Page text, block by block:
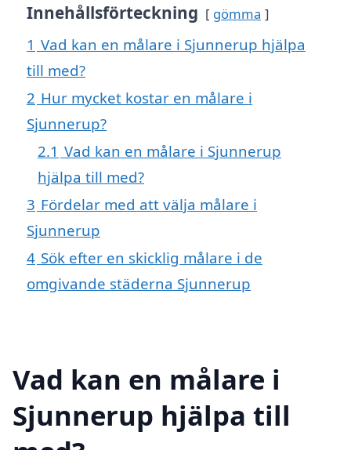
Innehållsförteckning gömma
1 Vad kan en målare i Sjunnerup hjälpa
till med?
2 Hur mycket kostar en målare i
Sjunnerup?
2.1 Vad kan en målare i Sjunnerup
hjälpa till med?
3 Fördelar med att välja målare i
Sjunnerup
4 Sök efter en skicklig målare i de
omgivande städerna Sjunnerup
Vad kan en målare i
Sjunnerup hjälpa till